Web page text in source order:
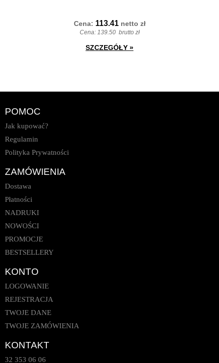
Cena: 113.41 netto zł
Cena: 139.50 brutto zł
SZCZEGÓŁY »
POMOC
Jak kupować?
Regulamin
Polityka Prywatności
ZAMÓWIENIA
Dostawa
Płatności
NADRUKI
NOWOŚCI
PROMOCJE
BESTSELLERY
KONTO
LOGOWANIE
REJESTRACJA
TWOJE DANE
TWOJE ZAMÓWIENIA
KONTAKT
32 353 06 06